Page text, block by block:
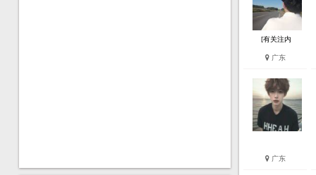
[有关注内
广东
广东